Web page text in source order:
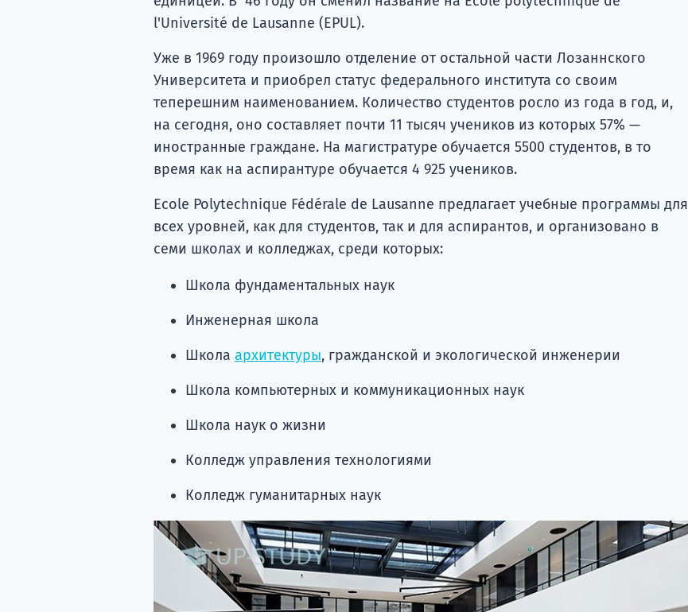
l'Université de Lausanne (EPUL).
Уже в 1969 году произошло отделение от остальной части Лозаннского
Университета и приобрел статус федерального института со своим
теперешним наименованием. Количество студентов росло из года в год, и,
на сегодня, оно составляет почти 11 тысяч учеников из которых 57% —
иностранные граждане. На магистратуре обучается 5500 студентов, в то
время как на аспирантуре обучается 4 925 учеников.
Ecole Polytechnique Fédérale de Lausanne предлагает учебные программы для
всех уровней, как для студентов, так и для аспирантов, и организовано в
семи школах и колледжах, среди которых:
Школа фундаментальных наук
Инженерная школа
Школа архитектуры, гражданской и экологической инженерии
Школа компьютерных и коммуникационных наук
Школа наук о жизни
Колледж управления технологиями
Колледж гуманитарных наук